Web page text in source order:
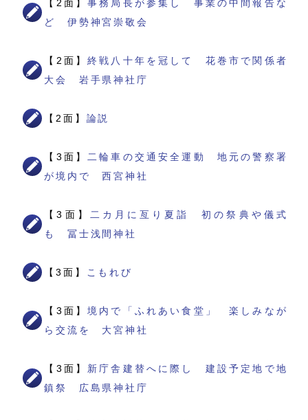
【2面】事務局長が参集し 事業の中間報告な
ど 伊勢神宮崇敬会
【2面】終戦八十年を冠して 花巻市で関係者
大会 岩手県神社庁
【2面】 論説
【3面】
二輪車の交通安全運動 地元の警察署
が境内で 西宮神社
【3面】
二カ月に亙り夏詣 初の祭典や儀式
も 冨士浅間神社
【3面】 こもれび
【3面】境内で「ふれあい食堂」 楽しみなが
ら交流を 大宮神社
【3面】 新庁舎建替へに際し 建設予定地で地
鎮祭 広島県神社庁